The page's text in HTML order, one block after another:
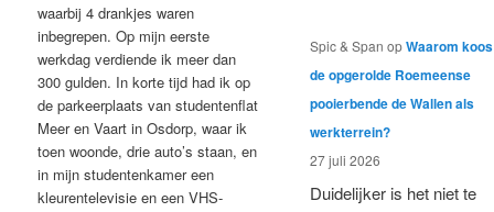
waarbij 4 drankjes waren
inbegrepen. Op mijn eerste
werkdag verdiende ik meer dan
300 gulden. In korte tijd had ik op
de parkeerplaats van studentenflat
Meer en Vaart in Osdorp, waar ik
toen woonde, drie auto’s staan, en
in mijn studentenkamer een
kleurentelevisie en een VHS-
Spic & Span opWaarom koos
de opgerolde Roemeense
pooierbende de Wallen als
werkterrein?
27 juli 2026
Duidelijker is het niet te